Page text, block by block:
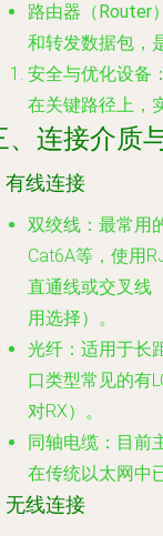
路由器（Router）
和转发数据包，
安全与优化设备
在关键路径上，
、连接介质
有线连接
双绞线 ：最常用
Cat6A等，使用
直通线或交叉线
用选择）。
光纤 ：适用于
口类型常见的有
对RX）。
同轴电缆 ：目前
在传统以太网中
无线连接